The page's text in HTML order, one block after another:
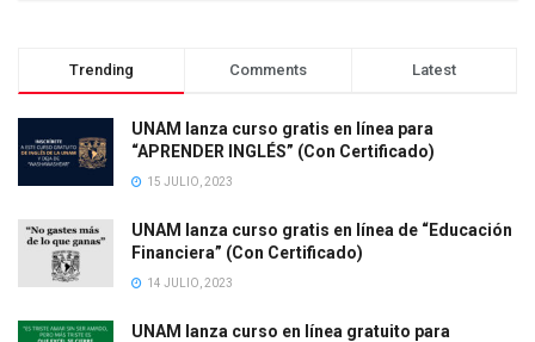
Trending Comments Latest
UNAM lanza curso gratis en línea para
“APRENDER INGLÉS” (Con Certificado)
15 JULIO, 2023
UNAM lanza curso gratis en línea de “Educación
Financiera” (Con Certificado)
14 JULIO, 2023
UNAM lanza curso en línea gratuito para